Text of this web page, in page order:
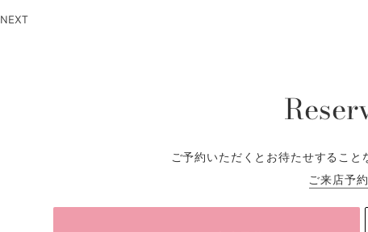
NEXT
ご予約いただくとお待たせすること
ご来店予